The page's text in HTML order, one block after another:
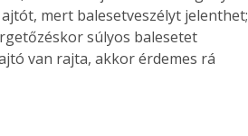
mert balesetveszélyt jelenthet;
súlyos balesetet
van rajta, akkor érdemes rá